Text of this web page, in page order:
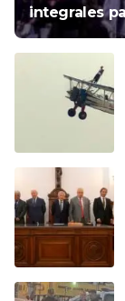
integrales